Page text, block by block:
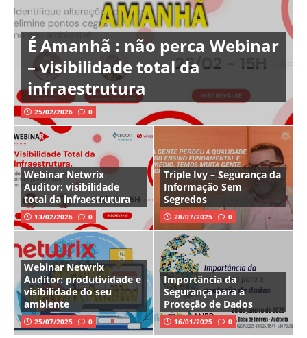
É Amanhã : não perca Webinar
– visibilidade total da
infraestrutura
25/02/2026 0
Webinar Netwrix
Auditor: visibilidade
total da infraestrutura
13/02/2026 0
Triple Ivy – Segurança da
Informação Sem
Segredos
28/07/2025 0
Webinar Netwrix
Auditor: produtividade e
visibilidade do seu
ambiente
25/07/2025 0
Importância da
Segurança para a
Proteção de Dados
16/01/2025 0